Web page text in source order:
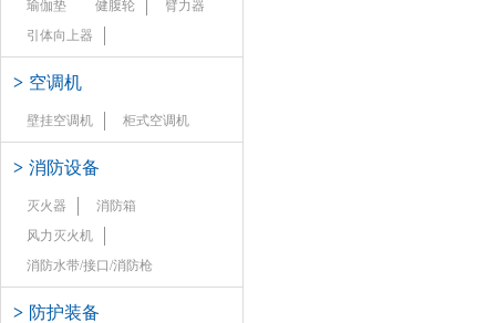
瑜伽垫
健腹轮
臂力器
引体向上器
> 空调机
壁挂空调机 柜式空调机
> 消防设备
灭火器
消防箱
风力灭火机
消防水带/接口/消防枪
> 防护装备